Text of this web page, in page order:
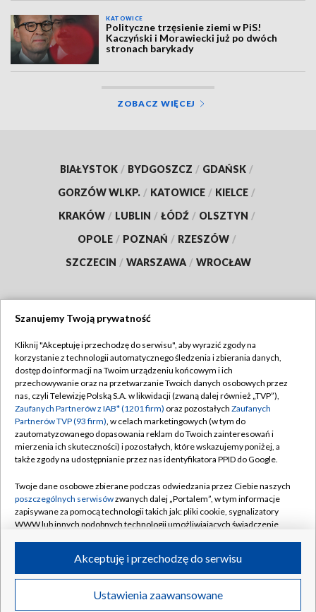
KATOWICE
Polityczne trzęsienie ziemi w PiS!
Kaczyński i Morawiecki już po dwóch
stronach barykady
ZOBACZ WIĘCEJ
BIAŁYSTOK / BYDGOSZCZ / GDAŃSK /
GORZÓW WLKP. / KATOWICE / KIELCE /
KRAKÓW / LUBLIN / ŁÓDŹ / OLSZTYN /
OPOLE / POZNAŃ / RZESZÓW /
SZCZECIN / WARSZAWA / WROCŁAW
TVP
Abonament TVP
Emisja w TVP
Centrum informacji TVP
Naziemna Telewizja Cyfrowa
Rada Programowa
System NOS
Informacje o nadawcy
Program dla prasy
Regulamin TVP
Polityka prywatności
Moje zgody
Pomoc
Kontakt
Kanały
©2026 Telewizja Polska S.A. w likwidacji
Szanujemy Twoją prywatność
Kliknij "Akceptuję i przechodzę do serwisu", aby wyrazić zgody na
korzystanie z technologii automatycznego śledzenia i zbierania danych,
dostęp do informacji na Twoim urządzeniu końcowym i ich
przechowywanie oraz na przetwarzanie Twoich danych osobowych przez
nas, czyli Telewizję Polską S.A. w likwidacji (zwaną dalej również „TVP”),
Zaufanych Partnerów z IAB* (1201 firm) oraz pozostałych Zaufanych
Partnerów TVP (93 firm), w celach marketingowych (w tym do
zautomatyzowanego dopasowania reklam do Twoich zainteresowań i
mierzenia ich skuteczności) i pozostałych, które wskazujemy poniżej, a
także zgody na udostępnianie przez nas identyfikatora PPID do Google.
Twoje dane osobowe zbierane podczas odwiedzania przez Ciebie naszych
poszczególnych serwisówzwanych dalej „Portalem”, w tym informacje
zapisywane za pomocą technologii takich jak: pliki cookie, sygnalizatory
WWW lub innych podobnych technologii umożliwiających świadczenie
ruchu w Internecie.
Twoje dane osobowe zbierane podczas odwiedzania przez Ciebie
poszczególnych serwisówna Portalu, takie jak adresy IP, identyfikatory
Ustawienia zaawansowane
Akceptuję i przechodzę do serwisu